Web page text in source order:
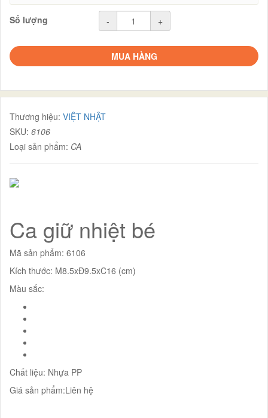
Số lượng - +
MUA HÀNG
Thương hiệu: VIỆT NHẬT
SKU: 6106
Loại sản phẩm: CA
Ca giữ nhiệt bé
Mã sản phẩm: 6106
Kích thước: M8.5xĐ9.5xC16 (cm)
Màu sắc:
Chất liệu: Nhựa PP
Giá sản phẩm:Liên hệ